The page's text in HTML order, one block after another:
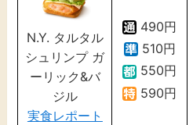
N.Y. タルタル
シュリンプ ガ
ーリック&バ
ジル
実食レポート
490円
510円
550円
590円